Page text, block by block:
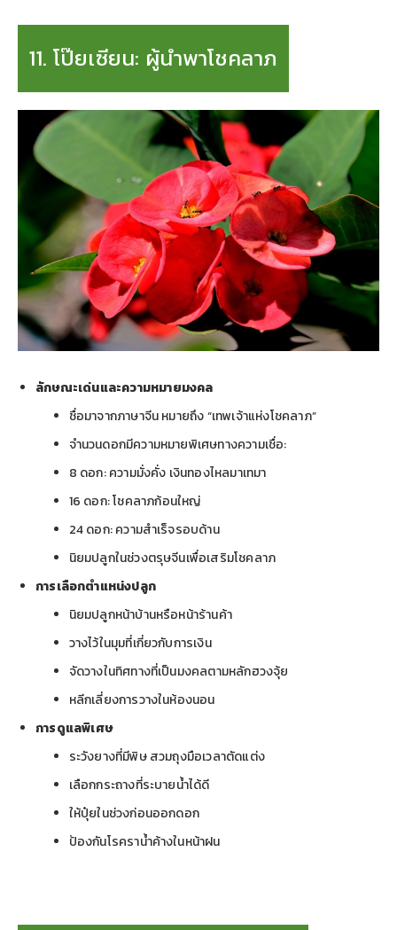
11. โป๊ยเซียน: ผู้นำพาโชคลาภ
ลักษณะเด่นและความหมายมงคล
ชื่อมาจากภาษาจีน หมายถึง “เทพเจ้าแห่งโชคลาภ”
จำนวนดอกมีความหมายพิเศษทางความเชื่อ:
8 ดอก: ความมั่งคั่ง เงินทองไหลมาเทมา
16 ดอก: โชคลาภก้อนใหญ่
24 ดอก: ความสำเร็จรอบด้าน
นิยมปลูกในช่วงตรุษจีนเพื่อเสริมโชคลาภ
การเลือกตำแหน่งปลูก
นิยมปลูกหน้าบ้านหรือหน้าร้านค้า
วางไว้ในมุมที่เกี่ยวกับการเงิน
จัดวางในทิศทางที่เป็นมงคลตามหลักฮวงจุ้ย
หลีกเลี่ยงการวางในห้องนอน
การดูแลพิเศษ
ระวังยางที่มีพิษ สวมถุงมือเวลาตัดแต่ง
เลือกกระถางที่ระบายน้ำได้ดี
ให้ปุ๋ยในช่วงก่อนออกดอก
ป้องกันโรคราน้ำค้างในหน้าฝน